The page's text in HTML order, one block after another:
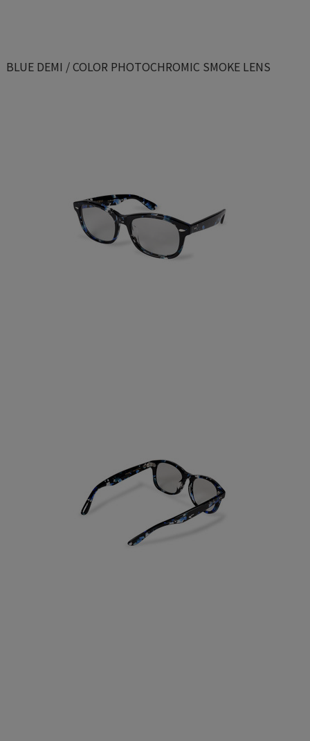
BLUE DEMI / COLOR PHOTOCHROMIC SMOKE LENS